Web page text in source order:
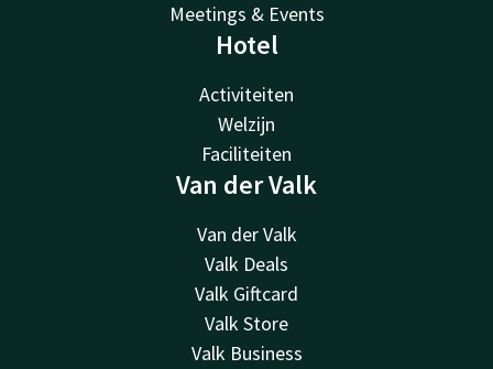
Meetings & Events
Hotel
Activiteiten
Welzijn
Faciliteiten
Van der Valk
Van der Valk
Valk Deals
Valk Giftcard
Valk Store
Valk Business